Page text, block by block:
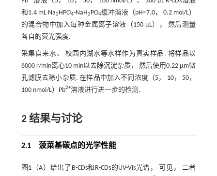
和1.4 mL Na2HPO4-NaH2PO4缓冲溶液（pH=7.0， 0.2 mol/L）
的混合物中加入每种金属离子溶液（150 μL）， 然后测量
各自的荧光强度.
采集自来水、 校园内湖水等水样作为真实样品. 将样品以
8000 r/min离心10 min以去除沉淀杂质， 然后使用0.22 μm微
孔滤膜去除小杂质. 在样品中加入不同浓度（5， 10， 50，
100 nmol/L）Pb2+溶液进行进一步的检测.
2 结果与讨论
2.1 菠菜基碳点的光学性能
图1 （A）给出了B-CDs和R-CDs的UV-Vis光谱， 可见， 二者